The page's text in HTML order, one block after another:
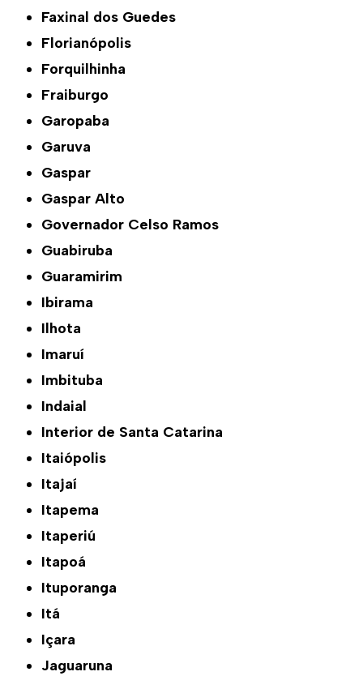
Faxinal dos Guedes
Florianópolis
Forquilhinha
Fraiburgo
Garopaba
Garuva
Gaspar
Gaspar Alto
Governador Celso Ramos
Guabiruba
Guaramirim
Ibirama
Ilhota
Imaruí
Imbituba
Indaial
Interior de Santa Catarina
Itaiópolis
Itajaí
Itapema
Itaperiú
Itapoá
Ituporanga
Itá
Içara
Jaguaruna